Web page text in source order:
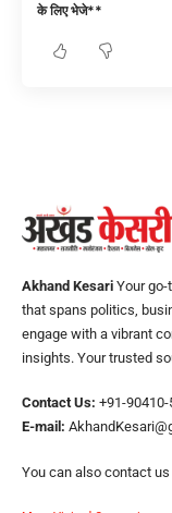
के लिए भेजे**
Akhand Kesari Your
that spans politics,
engage with a vibrant
insights. Your trusted
Contact Us: +91-90410-
E-mail:
You can also contact